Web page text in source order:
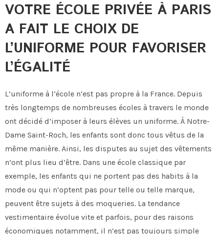
VOTRE ÉCOLE PRIVÉE À PARIS
A FAIT LE CHOIX DE
L’UNIFORME POUR FAVORISER
L’ÉGALITÉ
L’uniforme à l’école n’est pas propre à la France. Depuis
très longtemps de nombreuses écoles à travers le monde
ont décidé d’imposer à leurs élèves un uniforme. À Notre-
Dame Saint-Roch, les enfants sont donc tous vêtus de la
même manière. Ainsi, les disputes au sujet des vêtements
n’ont plus lieu d’être. Dans une école classique par
exemple, les enfants qui ne portent pas des habits à la
mode ou qui n’optent pas pour telle ou telle marque,
peuvent être sujets à des moqueries. La tendance
vestimentaire évolue vite et parfois, pour des raisons
économiques notamment, il n’est pas toujours simple